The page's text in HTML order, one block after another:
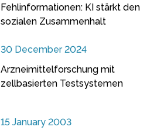
Fehlinformationen: KI stärkt den
sozialen Zusammenhalt
30 December 2024
Arzneimittelforschung mit
zellbasierten Testsystemen
15 January 2003